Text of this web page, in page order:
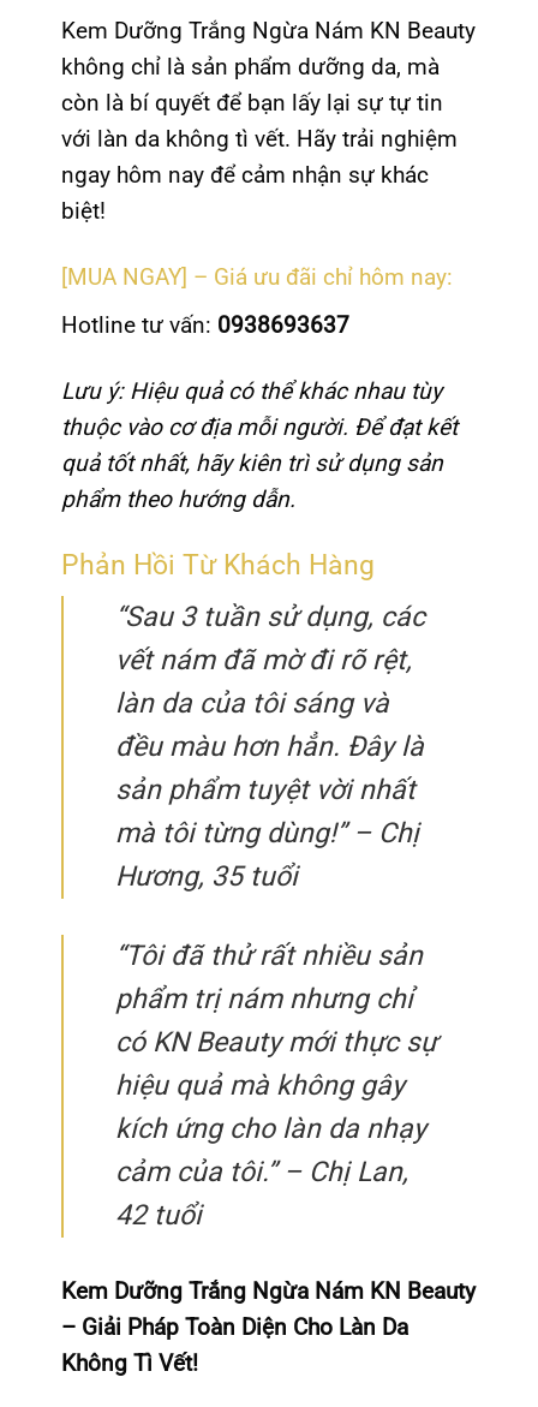
Kem Dưỡng Trắng Ngừa Nám KN Beauty
không chỉ là sản phẩm dưỡng da, mà
còn là bí quyết để bạn lấy lại sự tự tin
với làn da không tì vết. Hãy trải nghiệm
ngay hôm nay để cảm nhận sự khác
biệt!
[MUA NGAY] – Giá ưu đãi chỉ hôm nay:
Hotline tư vấn: 0938693637
Lưu ý: Hiệu quả có thể khác nhau tùy
thuộc vào cơ địa mỗi người. Để đạt kết
quả tốt nhất, hãy kiên trì sử dụng sản
phẩm theo hướng dẫn.
Phản Hồi Từ Khách Hàng
“Sau 3 tuần sử dụng, các
vết nám đã mờ đi rõ rệt,
làn da của tôi sáng và
đều màu hơn hẳn. Đây là
sản phẩm tuyệt vời nhất
mà tôi từng dùng!” – Chị
Hương, 35 tuổi
“Tôi đã thử rất nhiều sản
phẩm trị nám nhưng chỉ
có KN Beauty mới thực sự
hiệu quả mà không gây
kích ứng cho làn da nhạy
cảm của tôi.” – Chị Lan,
42 tuổi
Kem Dưỡng Trắng Ngừa Nám KN Beauty
– Giải Pháp Toàn Diện Cho Làn Da
Không Tì Vết!